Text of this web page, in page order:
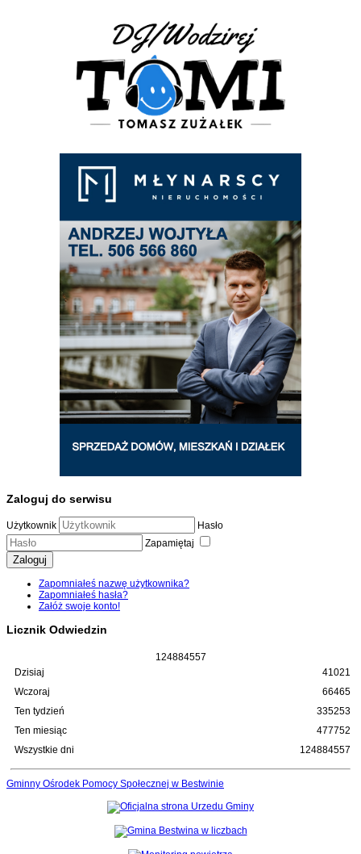
Zaloguj do serwisu
Użytkownik
Hasło
Zapamiętaj
Zaloguj
Zapomniałeś nazwę użytkownika?
Zapomniałeś hasła?
Załóż swoje konto!
Licznik Odwiedzin
124884557
Dzisiaj
Wczoraj
Ten tydzień
Ten miesiąc
Wszystkie dni
41021
66465
335253
477752
124884557
Gminny Ośrodek Pomocy Społecznej w Bestwinie